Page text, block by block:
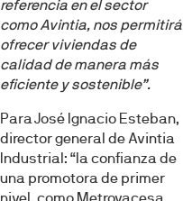
referencia en el sector
como Avintia, nos permitirá
ofrecer viviendas de
calidad de manera más
eficiente y sostenible”.
Para José Ignacio Esteban,
director general de Avintia
Industrial: “la confianza de
una promotora de primer